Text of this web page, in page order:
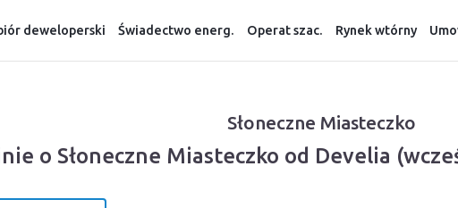
deweloperski Świadectwo energ. Operat szac. Rynek wtórny
Słoneczne Miasteczko
o Słoneczne Miasteczko od Develia